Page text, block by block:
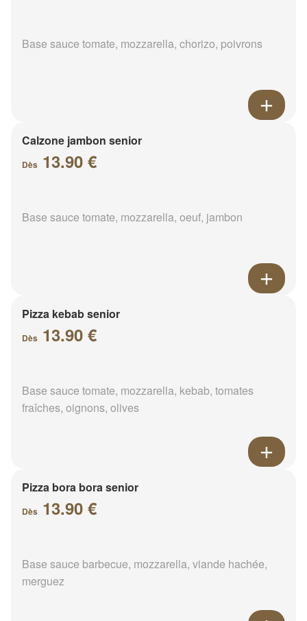
Base sauce tomate, mozzarella, chorizo, poivrons
Calzone jambon senior
Dès 13.90 €
Base sauce tomate, mozzarella, oeuf, jambon
Pizza kebab senior
Dès 13.90 €
Base sauce tomate, mozzarella, kebab, tomates
fraîches, oignons, olives
Pizza bora bora senior
Dès 13.90 €
Base sauce barbecue, mozzarella, viande hachée,
merguez